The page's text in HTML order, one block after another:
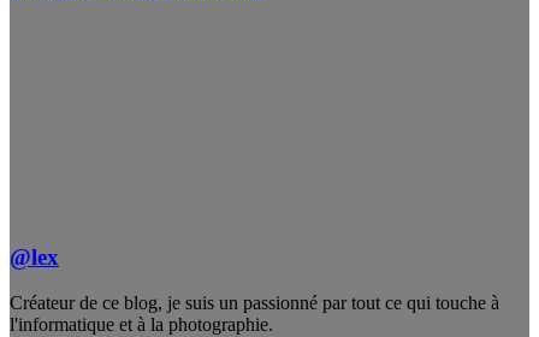
@lex
Créateur de ce blog, je suis un passionné par tout ce qui touche à
l'informatique et à la photographie.